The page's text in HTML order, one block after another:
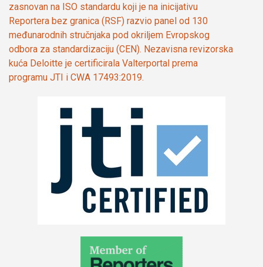
zasnovan na ISO standardu koji je na inicijativu
Reportera bez granica (RSF) razvio panel od 130
međunarodnih stručnjaka pod okriljem Evropskog
odbora za standardizaciju (CEN). Nezavisna revizorska
kuća Deloitte je certificirala Valterportal prema
programu JTI i CWA 17493:2019.